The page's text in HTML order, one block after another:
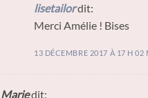
lisetailordit:
Merci Amélie ! Bises
13 DÉCEMBRE 2017 À 17 H 02
Mariedit: